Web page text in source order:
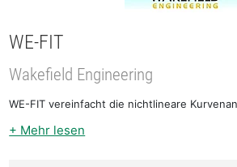
WE-FIT
Wakefield Engineering
WE-FIT vereinfacht die nichtlineare
+ Mehr lesen